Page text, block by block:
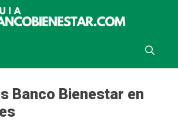
Banco Bienestar en